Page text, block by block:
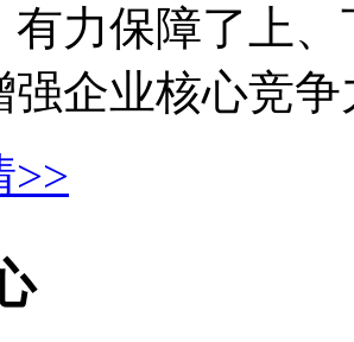
有力保障了上
强企业核心竞争
>>